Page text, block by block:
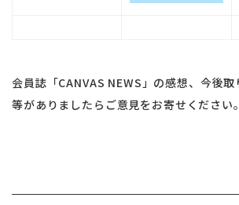
会員誌「CANVAS NEWS」の感想、今後
等がありましたらご意見をお寄せください。